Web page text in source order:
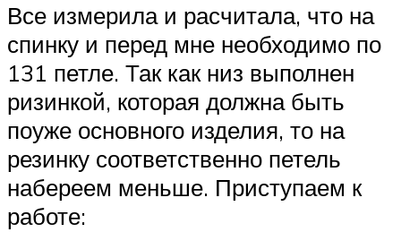
Все измерила и расчитала, что на
спинку и перед мне необходимо по
131 петле. Так как низ выполнен
ризинкой, которая должна быть
поуже основного изделия, то на
резинку соответственно петель
набереем меньше. Приступаем к
работе: